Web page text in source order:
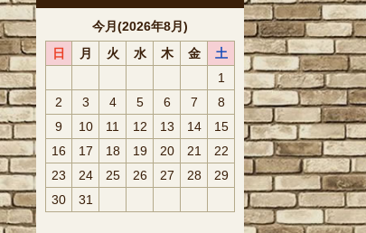
今月(2026年8月)
日
月 火 水 木 金
土
1
2
3 4 5 6 7
8
9
10 11 12 13 14
15
16
17 18 19 20 21
22
23
24 25 26 27 28
29
30
31